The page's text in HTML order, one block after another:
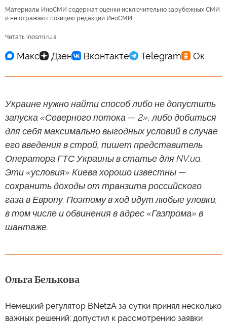
Материалы ИноСМИ содержат оценки исключительно зарубежных СМИ
и не отражают позицию редакции ИноСМИ
Читать inosmi.ru в
Украине нужно найти способ либо не допустить
запуска «Северного потока — 2», либо добиться
для себя максимально выгодных условий в случае
его введения в строй, пишет представитель
Оператора ГТС Украины в статье для NV.ua.
Эти «условия» Киева хорошо известны —
сохранить доходы от транзита российского
газа в Европу. Поэтому в ход идут любые уловки,
в том числе и обвинения в адрес «Газпрома» в
шантаже.
Ольга Белькова
Немецкий регулятор BNetzA за сутки принял несколько
важных решений: допустил к рассмотрению заявки